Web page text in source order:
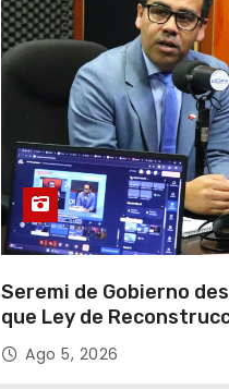
Seremi de Gobierno
que Ley de
Nacional impulsará la
inversión y el empleo
Ago 5, 2026